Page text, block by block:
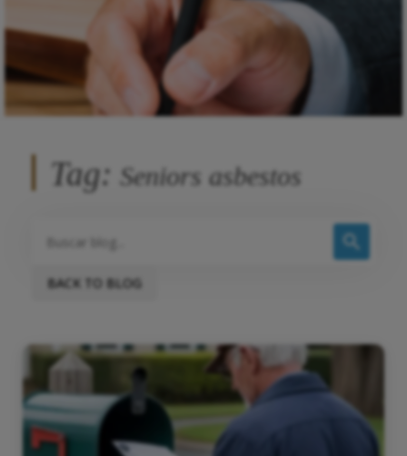
Tag: Seniors asbestos
BACK TO BLOG